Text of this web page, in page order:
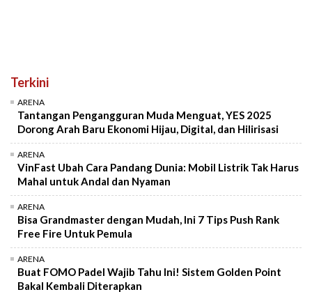
Terkini
ARENA
Tantangan Pengangguran Muda Menguat, YES 2025
Dorong Arah Baru Ekonomi Hijau, Digital, dan Hilirisasi
ARENA
VinFast Ubah Cara Pandang Dunia: Mobil Listrik Tak Harus
Mahal untuk Andal dan Nyaman
ARENA
Bisa Grandmaster dengan Mudah, Ini 7 Tips Push Rank
Free Fire Untuk Pemula
ARENA
Buat FOMO Padel Wajib Tahu Ini! Sistem Golden Point
Bakal Kembali Diterapkan